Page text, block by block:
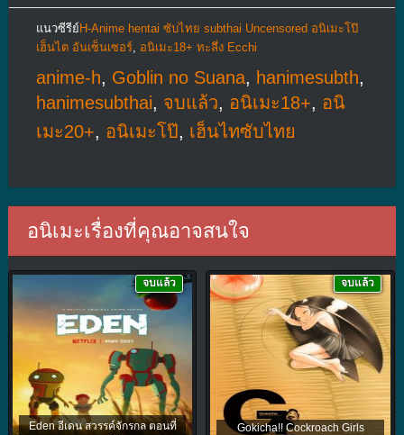
แนวซีรีย์ H-Anime hentai ซับไทย subthai Uncensored อนิเมะโป๊
เฮ็นไต อันเซ็นเซอร์, อนิเมะ18+ ทะลึ่ง Ecchi
anime-h, Goblin no Suana, hanimesubth,
hanimesubthai, จบแล้ว, อนิเมะ18+, อนิ
เมะ20+, อนิเมะโป๊, เฮ็นไทซับไทย
อนิเมะเรื่องที่คุณอาจสนใจ
Eden อีเดน สวรรค์จักรกล ตอนที่
จบแล้ว
Gokicha!! Cockroach Girls
จบแล้ว